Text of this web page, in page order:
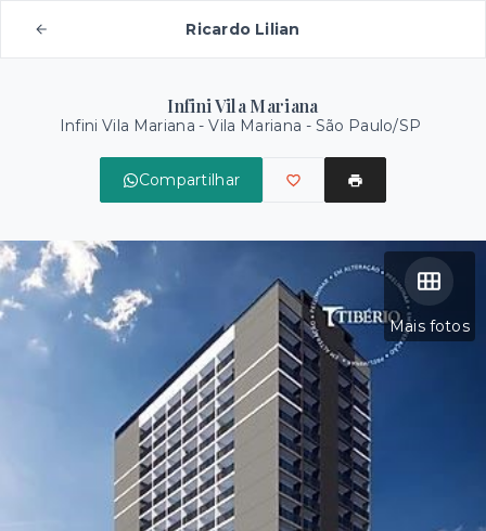
Ricardo Lilian
Infini Vila Mariana
Infini Vila Mariana -Vila Mariana - São Paulo/SP
Compartilhar
Mais fotos